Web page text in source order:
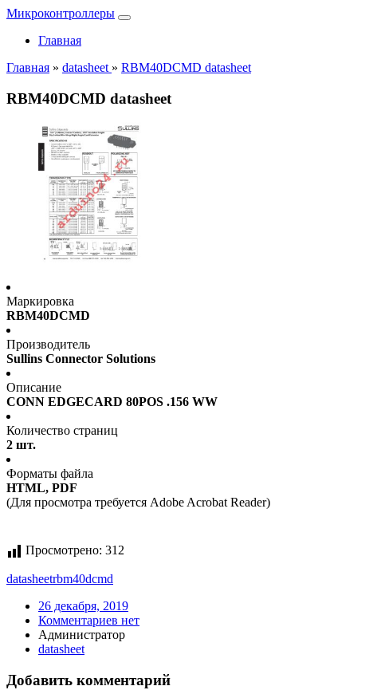
Микроконтроллеры
Главная
Главная » datasheet » RBM40DCMD datasheet
RBM40DCMD datasheet
Маркировка
RBM40DCMD
Производитель
Sullins Connector Solutions
Описание
CONN EDGECARD 80POS .156 WW
Количество страниц
2 шт.
Форматы файла
HTML, PDF
(Для просмотра требуется Adobe Acrobat Reader)
Просмотрено: 312
datasheetrbm40dcmd
26 декабря, 2019
Комментариев нет
Администратор
datasheet
Добавить комментарий